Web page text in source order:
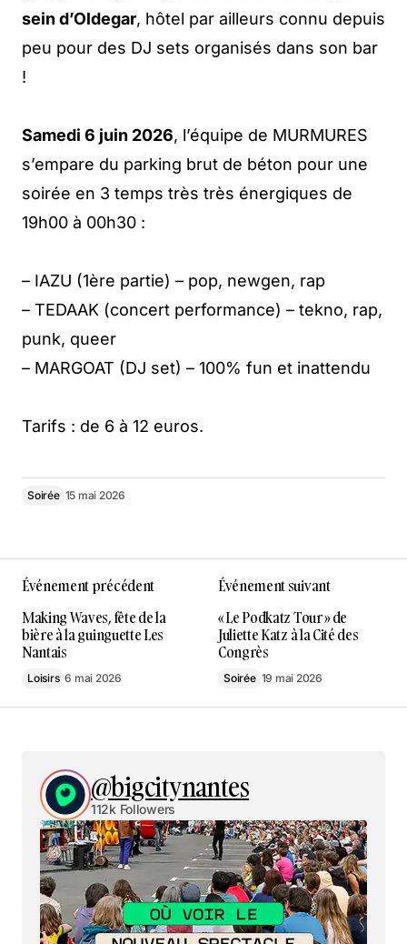
sein d’Oldegar, hôtel par ailleurs connu depuis
peu pour des DJ sets organisés dans son bar
!
Samedi 6 juin 2026, l’équipe de MURMURES
s’empare du parking brut de béton pour une
soirée en 3 temps très très énergiques de
19h00 à 00h30 :
– IAZU (1ère partie) – pop, newgen, rap
– TEDAAK (concert performance) – tekno, rap,
punk, queer
– MARGOAT (DJ set) – 100% fun et inattendu
Tarifs : de 6 à 12 euros.
Soirée 15 mai 2026
Événement précédent
Making Waves, fête de la
bière à la guinguette Les
Nantais
Loisirs 6 mai 2026
Événement suivant
« Le Podkatz Tour » de
Juliette Katz à la Cité des
Congrès
Soirée 19 mai 2026
@bigcitynantes
112k Followers